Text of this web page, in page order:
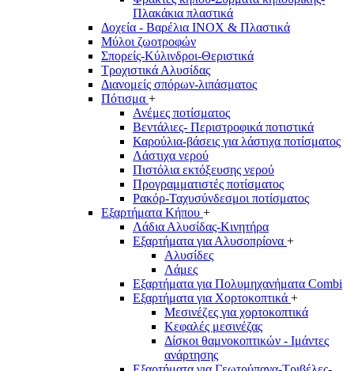
Πλακάκια πλαστικά
Δοχεία - Βαρέλια INOX & Πλαστικά
Μύλοι ζωοτροφών
Σπορείς-Κύλινδροι-Θεριστικά
Τροχιστικά Αλυσίδας
Διανομείς σπόρων-λιπάσματος
Πότισμα +
Ανέμες ποτίσματος
Βεντάλιες- Περιστροφικά ποτιστικά
Καρούλια-βάσεις για λάστιχα ποτίσματος
Λάστιχα νερού
Πιστόλια εκτόξευσης νερού
Προγραμματιστές ποτίσματος
Ρακόρ-Ταχυσύνδεσμοι ποτίσματος
Εξαρτήματα Κήπου +
Λάδια Αλυσίδας-Κινητήρα
Εξαρτήματα για Αλυσοπρίονα +
Αλυσίδες
Λάμες
Εξαρτήματα για Πολυμηχανήματα Combi
Εξαρτήματα για Χορτοκοπτικά +
Μεσινέζες για χορτοκοπτικά
Κεφαλές μεσινέζας
Δίσκοι θαμνοκοπτικών - Ιμάντες
ανάρτησης